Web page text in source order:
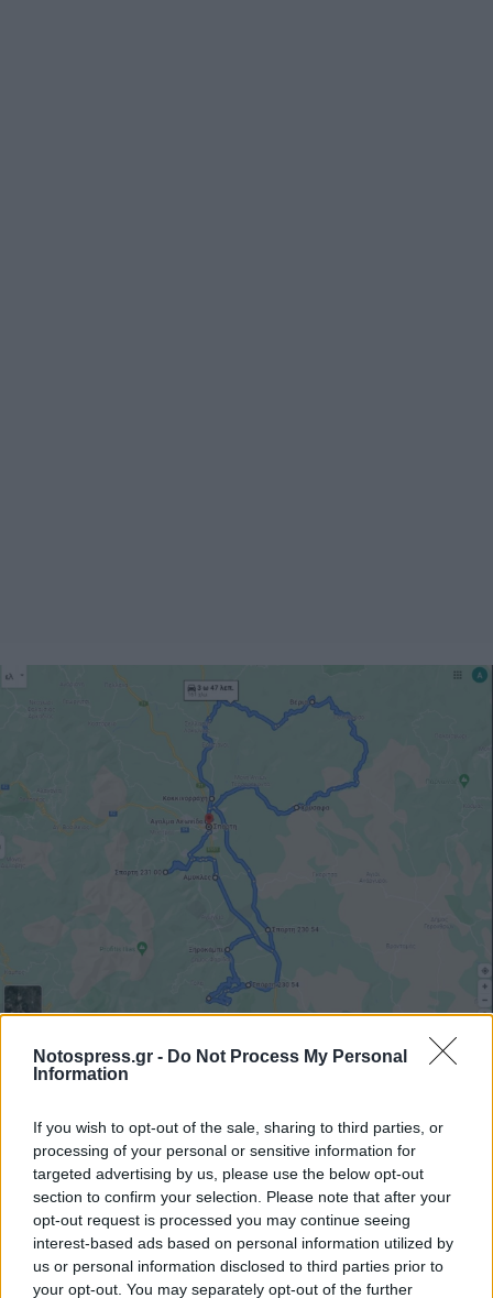
Notospress.gr - Do Not Process My Personal
Information
If you wish to opt-out of the sale, sharing to third parties, or
processing of your personal or sensitive information for
targeted advertising by us, please use the below opt-out
section to confirm your selection. Please note that after your
opt-out request is processed you may continue seeing
interest-based ads based on personal information utilized by
us or personal information disclosed to third parties prior to
your opt-out. You may separately opt-out of the further